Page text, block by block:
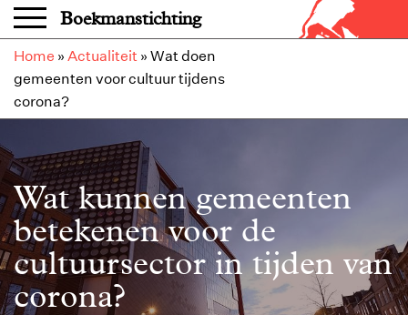
Overslaan en naar de inhoud gaan
Boekmanstichting
Home » Actualiteit » Wat doen
gemeenten voor cultuur tijdens
corona?
Wat kunnen gemeenten
betekenen voor de
cultuursector in tijden van
corona?